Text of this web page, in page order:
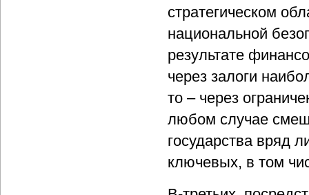
стратегическом
национальной
результате
через залоги
то – через
любом случае
государства вряд
ключевых, в том